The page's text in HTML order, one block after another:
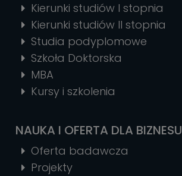
Kierunki studiów I stopnia
Kierunki studiów II stopnia
Studia podyplomowe
Szkoła Doktorska
MBA
Kursy i szkolenia
NAUKA I OFERTA DLA BIZNESU
Oferta badawcza
Projekty